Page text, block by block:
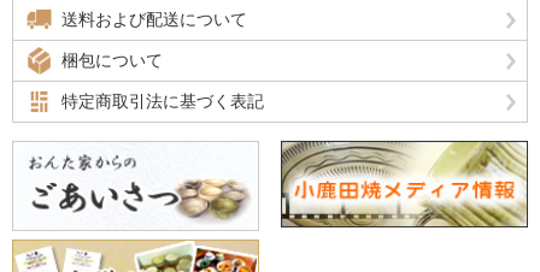
送料および配送について
梱包について
特定商取引法に基づく表記